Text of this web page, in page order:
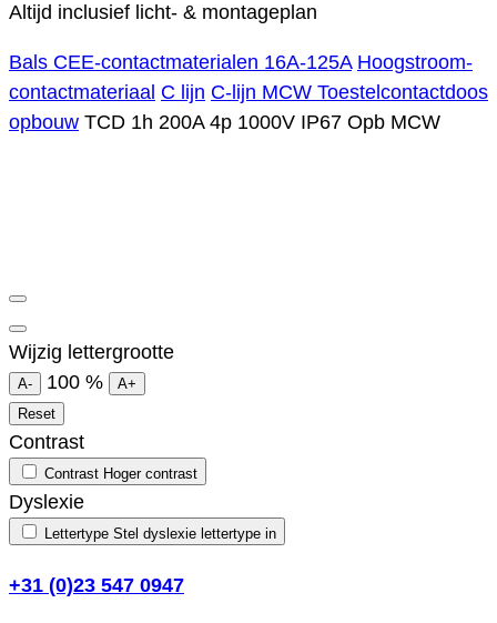
Altijd inclusief licht- & montageplan
Bals CEE-contactmaterialen 16A-125A Hoogstroom-
contactmateriaal C lijn C-lijn MCW Toestelcontactdoos
opbouw TCD 1h 200A 4p 1000V IP67 Opb MCW
Wijzig lettergrootte
A- 100 %
A+
Reset
Contrast
Contrast Hoger contrast
Dyslexie
Lettertype Stel dyslexie lettertype in
+31 (0)23 547 0947